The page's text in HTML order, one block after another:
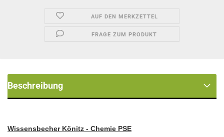
AUF DEN MERKZETTEL
FRAGE ZUM PRODUKT
Beschreibung
Wissensbecher Könitz - Chemie PSE